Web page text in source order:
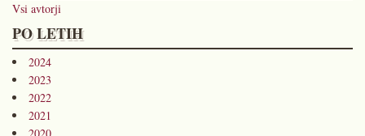
Vsi avtorji
PO LETIH
2024
2023
2022
2021